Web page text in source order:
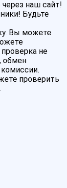
наш сайт!
Будьте
Вы можете
не
обмен
проверить
.